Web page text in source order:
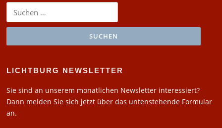
Suchen
nach:
LICHTBURG NEWSLETTER
Sie sind an unserem monatlichen Newsletter interessiert?
Dann melden Sie sich jetzt über das untenstehende Formular
an.